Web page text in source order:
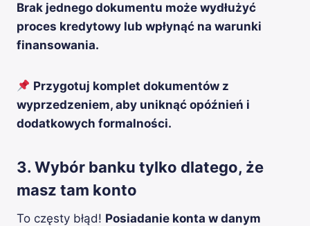
Brak jednego dokumentu może wydłużyć
proces kredytowy lub wpłynąć na warunki
finansowania.
Przygotuj komplet dokumentów z
wyprzedzeniem, aby uniknąć opóźnień i
dodatkowych formalności.
3. Wybór banku tylko dlatego, że
masz tam konto
To częsty błąd! Posiadanie konta w danym